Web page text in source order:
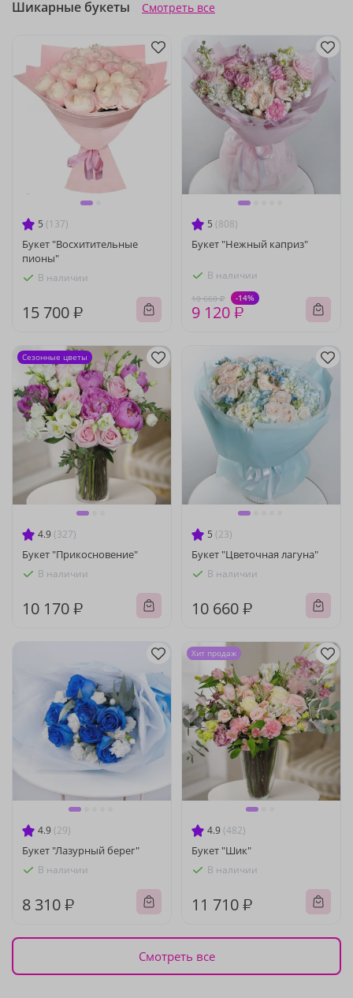
Шикарные букеты Смотреть все
5 (137)
Букет "Восхитительные
пионы"
В наличии
15 700 ₽
5 (808)
Букет "Нежный каприз"
В наличии
10 660 ₽ -14%
9 120 ₽
4.9 (327)
Букет "Прикосновение"
В наличии
10 170 ₽
Сезонные цветы
5 (23)
Букет "Цветочная лагуна"
В наличии
10 660 ₽
4.9 (29)
Букет "Лазурный берег"
В наличии
8 310 ₽
4.9 (482)
Букет "Шик"
В наличии
11 710 ₽
Хит продаж
Смотреть все